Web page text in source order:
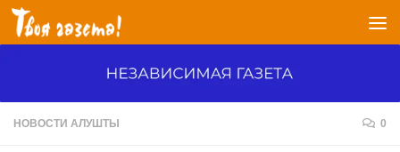
Перейти к содержимому
НОВОСТИ АЛУШТЫ 0